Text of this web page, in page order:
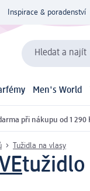
Inspirace & poradenství
Hledat a najít
Men's World
při nákupu od 1 290
Tužidla na vlasy
tužidlo